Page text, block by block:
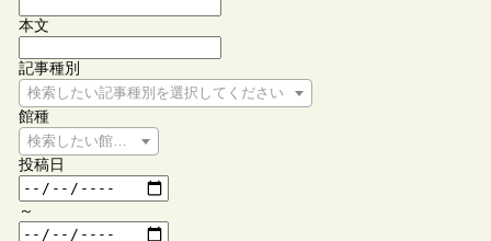
本文
記事種別
検索したい記事種別を選択してください
館種
検索したい館種を選択してください
投稿日
～